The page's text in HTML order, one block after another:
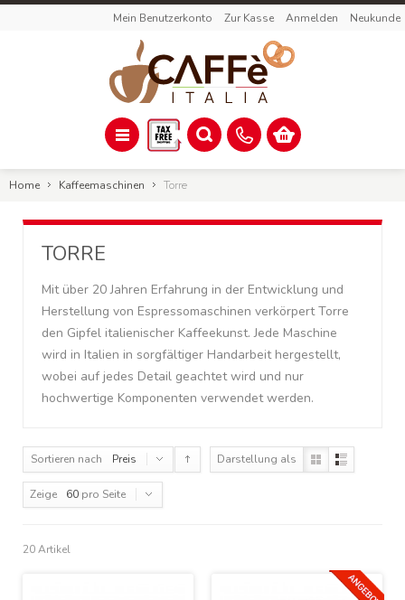
Mein Benutzerkonto Zur Kasse Anmelden Neukunde
Home Kaffeemaschinen Torre
TORRE
Mit über 20 Jahren Erfahrung in der Entwicklung und
Herstellung von Espressomaschinen verkörpert Torre
den Gipfel italienischer Kaffeekunst. Jede Maschine
wird in Italien in sorgfältiger Handarbeit hergestellt,
wobei auf jedes Detail geachtet wird und nur
hochwertige Komponenten verwendet werden.
Sortieren nach Preis Darstellung als
Zeige 60 pro Seite
20 Artikel